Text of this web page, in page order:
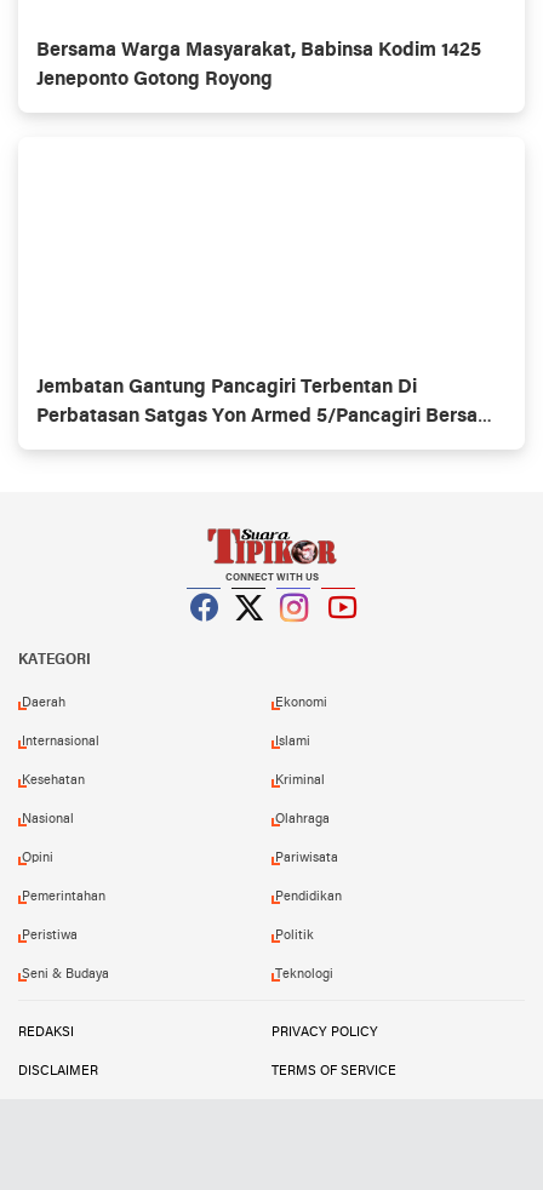
Bersama Warga Masyarakat, Babinsa Kodim 1425
Jeneponto Gotong Royong
Jembatan Gantung Pancagiri Terbentan Di
Perbatasan Satgas Yon Armed 5/Pancagiri Bersama
Vertikal Rescue Dan PT MA/BDRMS
CONNECT WITH US
KATEGORI
Daerah Ekonomi
Internasional Islami
Kesehatan Kriminal
Nasional Olahraga
Opini Pariwisata
Pemerintahan Pendidikan
Peristiwa Politik
Seni & Budaya Teknologi
REDAKSI PRIVACY POLICY
DISCLAIMER TERMS OF SERVICE